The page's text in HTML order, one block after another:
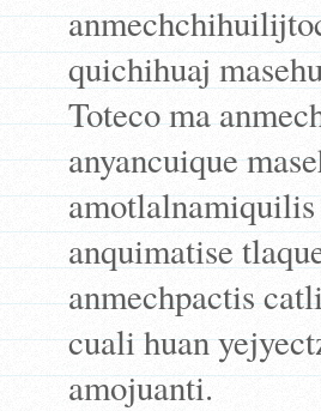
quichihuaj
Toteco ma
anyancuique
anquimatise
anmechpactis
cuali huan
amojuanti.